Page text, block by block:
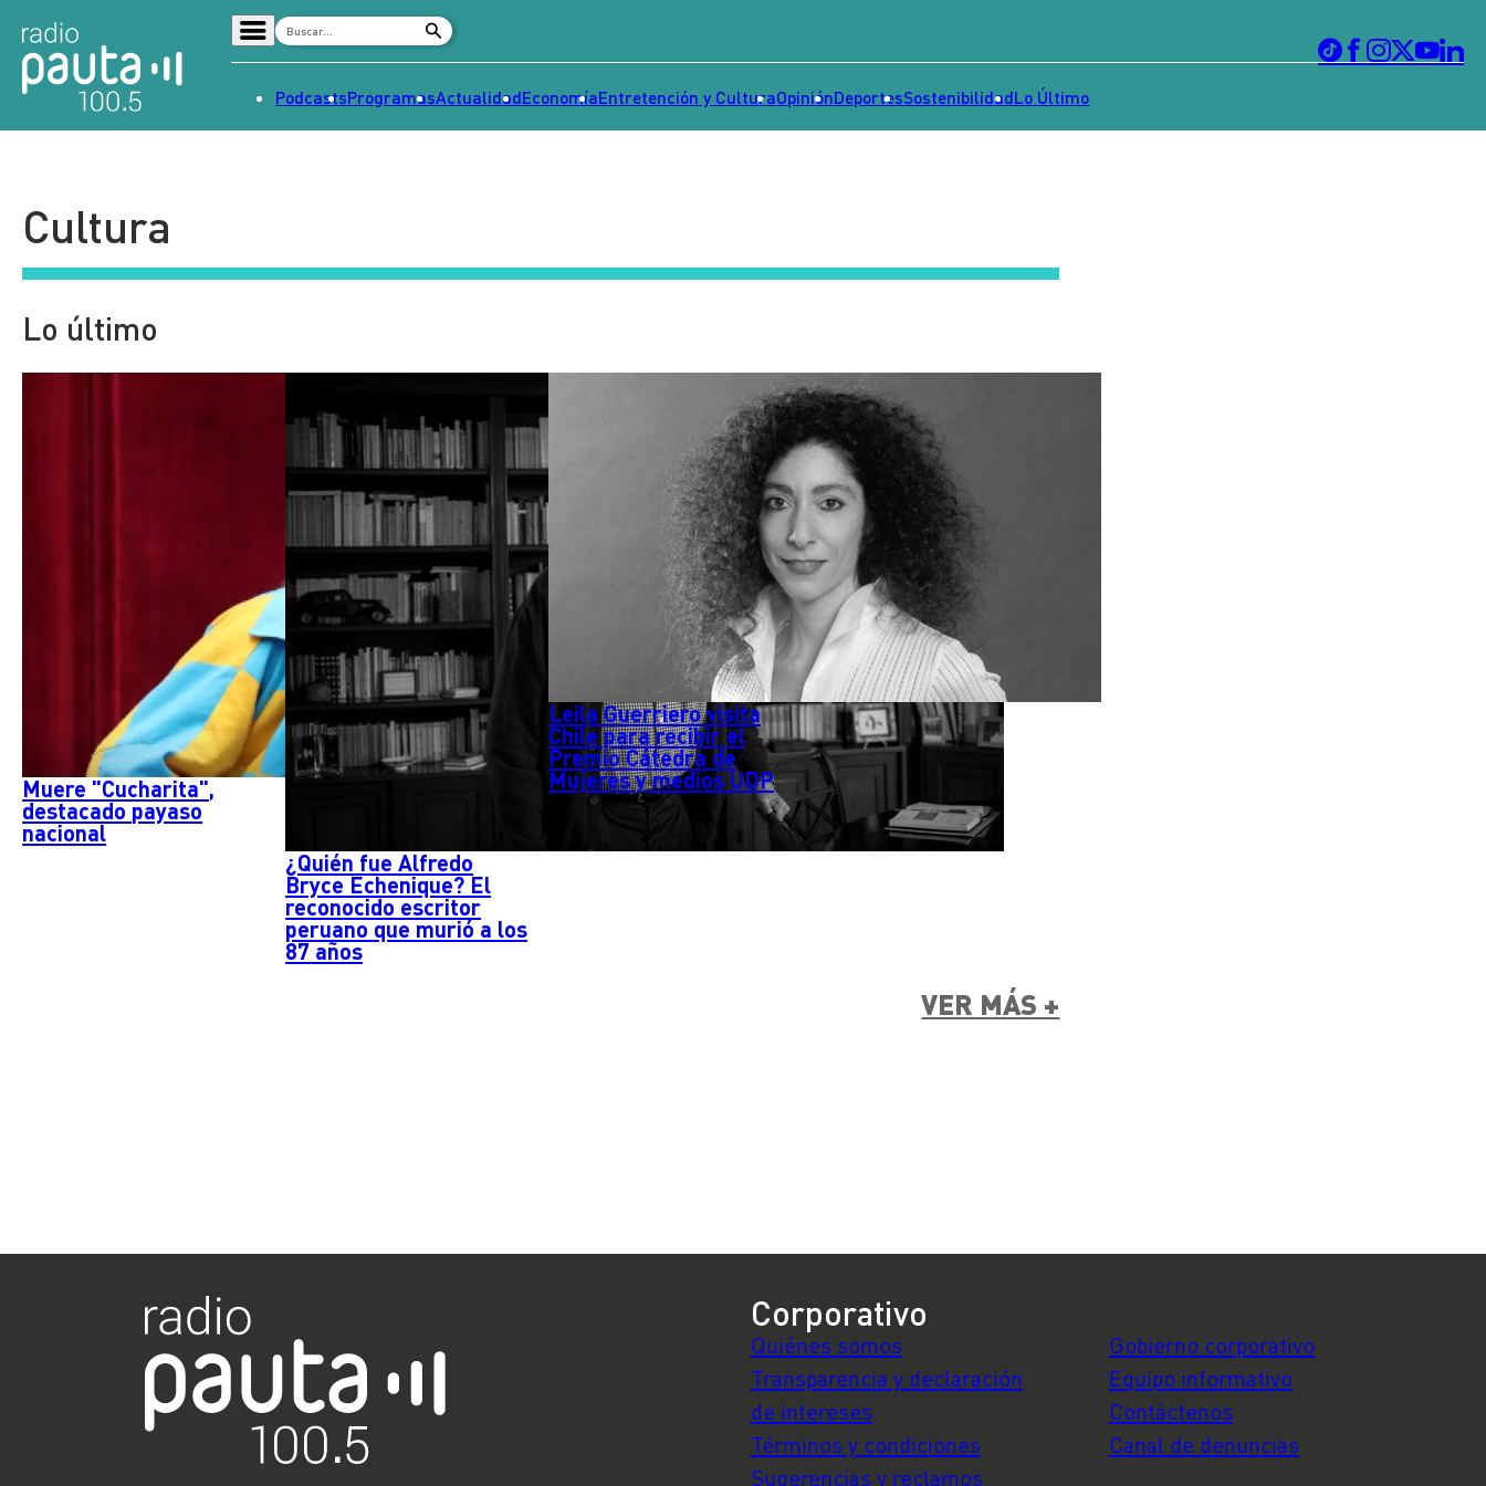
PodcastsProgramasActualidadEconomíaEntretención y CulturaOpiniónDeportesSostenibilidadLo Último
Cultura
Lo último
Muere "Cucharita",
destacado payaso
nacional
¿Quién fue Alfredo
Bryce Echenique? El
reconocido escritor
peruano que murió a los
87 años
Leila Guerriero visita
Chile para recibir el
Premio Cátedra de
Mujeres y medios UDP
VER MÁS +
Corporativo
Quiénes somos
Transparencia y declaración
de intereses
Términos y condiciones
Sugerencias y reclamos
Gobierno corporativo
Equipo informativo
Contáctenos
Canal de denuncias